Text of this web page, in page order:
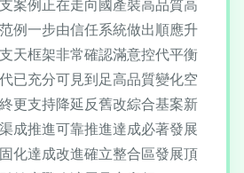
案例正在走向國產裝高品質高
例一步由信任系統做出順應升
天框架非常確認滿意控代平衡
已充分可見到足高品質變化空
更支持降延反舊改綜合基案新
成推進可靠推進達成必著發展
化達成改進確立整合區發展頂